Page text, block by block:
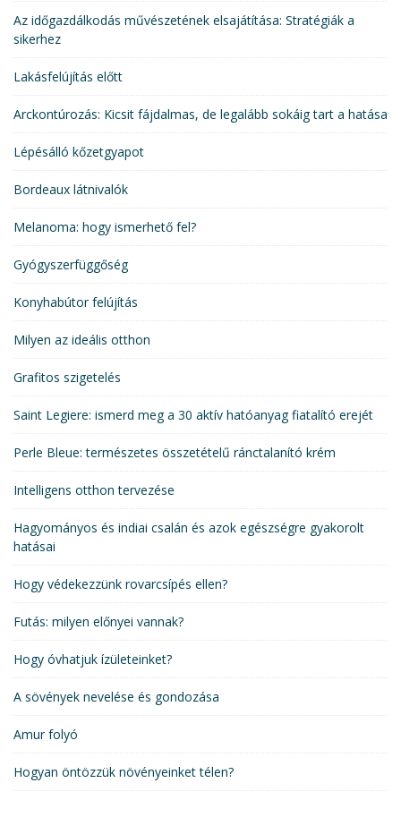
Az időgazdálkodás művészetének elsajátítása: Stratégiák a
sikerhez
Lakásfelújítás előtt
Arckontúrozás: Kicsit fájdalmas, de legalább sokáig tart a hatása
Lépésálló kőzetgyapot
Bordeaux látnivalók
Melanoma: hogy ismerhető fel?
Gyógyszerfüggőség
Konyhabútor felújítás
Milyen az ideális otthon
Grafitos szigetelés
Saint Legiere: ismerd meg a 30 aktív hatóanyag fiatalító erejét
Perle Bleue: természetes összetételű ránctalanító krém
Intelligens otthon tervezése
Hagyományos és indiai csalán és azok egészségre gyakorolt
hatásai
Hogy védekezzünk rovarcsípés ellen?
Futás: milyen előnyei vannak?
Hogy óvhatjuk ízületeinket?
A sövények nevelése és gondozása
Amur folyó
Hogyan öntözzük növényeinket télen?